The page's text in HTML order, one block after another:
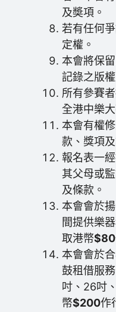
及奬項。
若有任何
定權。
本會將保
記錄之版
所有參賽
全港中樂
本會有權
款、獎項
報名表一
其父母或
及條款。
本會會於
間提供樂
取港幣$80
本會會於
鼓租借服
吋、26吋
幣$200作